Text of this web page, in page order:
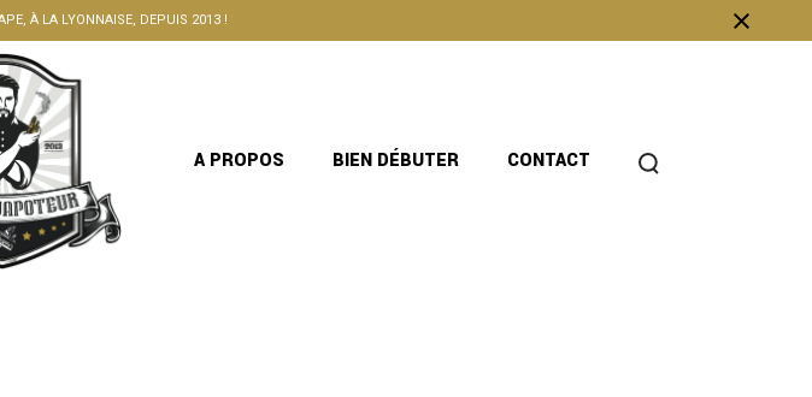
À LA LYONNAISE, DEPUIS 2013 !
A PROPOS BIEN DÉBUTER CONTACT